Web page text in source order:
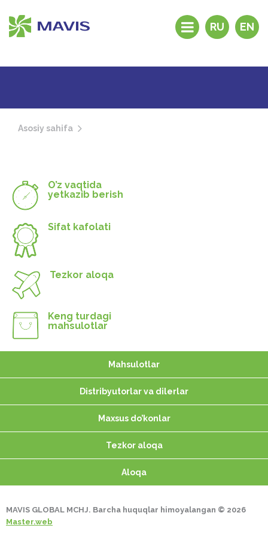
dilerlar
RU EN
Asosiy sahifa
O’z vaqtida
yetkazib berish
Sifat kafolati
Tezkor aloqa
Keng turdagi
mahsulotlar
Mahsulotlar
Distribyutorlar va dilerlar
Maxsus do’konlar
Tezkor aloqa
Aloqa
MAVIS GLOBAL MCHJ. Barcha huquqlar himoyalangan © 2026
Master.web